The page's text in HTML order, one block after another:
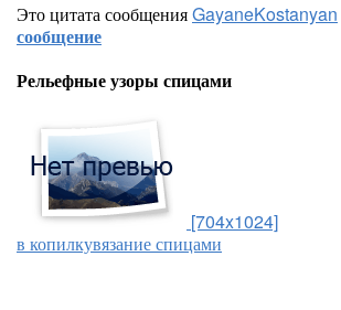
Это цитата сообщенияGayaneKostanyan
сообщение
Рельефные узоры спицами
[704x1024]
в копилкувязание спицами